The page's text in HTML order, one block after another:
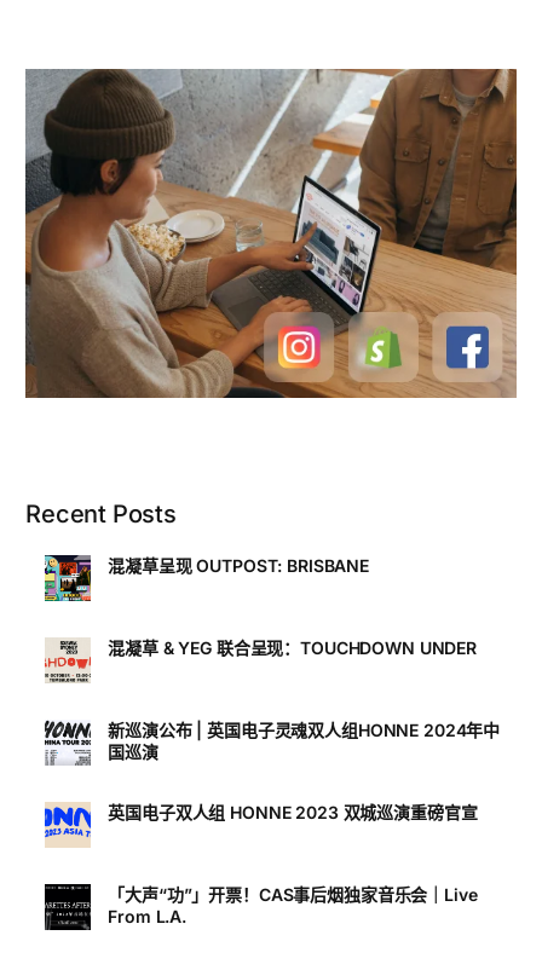
Recent Posts
混凝草呈现 OUTPOST: BRISBANE
混凝草 & YEG 联合呈现：TOUCHDOWN UNDER
新巡演公布 | 英国电子灵魂双人组HONNE 2024年中
国巡演
英国电子双人组 HONNE 2023 双城巡演重磅官宣
「大声“功”」开票！CAS事后烟独家音乐会｜Live
From L.A.